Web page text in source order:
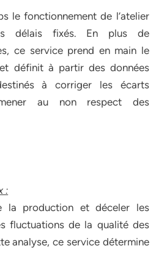
le fonctionnement de l’atelier
délais fixés. En plus de
ce service prend en main le
définit à partir des données
à corriger les écarts
au non respect des
:
la production et déceler les
fluctuations de la qualité des
analyse, ce service détermine